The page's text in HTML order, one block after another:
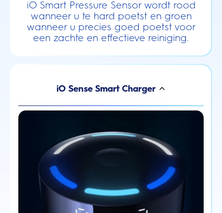
iO Smart Pressure Sensor wordt rood
wanneer u te hard poetst en groen
wanneer u precies goed poetst voor
een zachte en effectieve reiniging.
iO Sense Smart Charger